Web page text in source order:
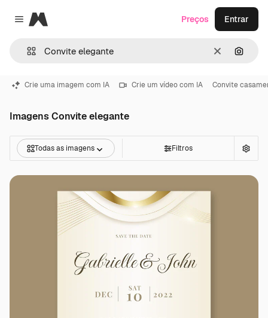
Close menu
Magnific
Limpar
Preços Entrar
Crie uma imagem com IA Crie um vídeo com IA Convite
Imagens Convite elegante
Todas as imagens Filtros